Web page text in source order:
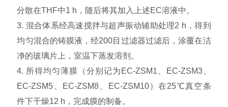
分散在THF中1 h，随后将其加入上述EC溶液中。
3. 混合体系经高速搅拌与超声振动辅助处理2 h，得到
均匀混合的铸膜液，经200目过滤器过滤后，涂覆在洁
净的玻璃片上，室温下蒸发溶剂。
4. 所得均匀薄膜（分别记为EC-ZSM1、EC-ZSM3、
EC-ZSM5、EC-ZSM8、EC-ZSM10）在25℃真空条
件下干燥12 h，完成膜的制备。